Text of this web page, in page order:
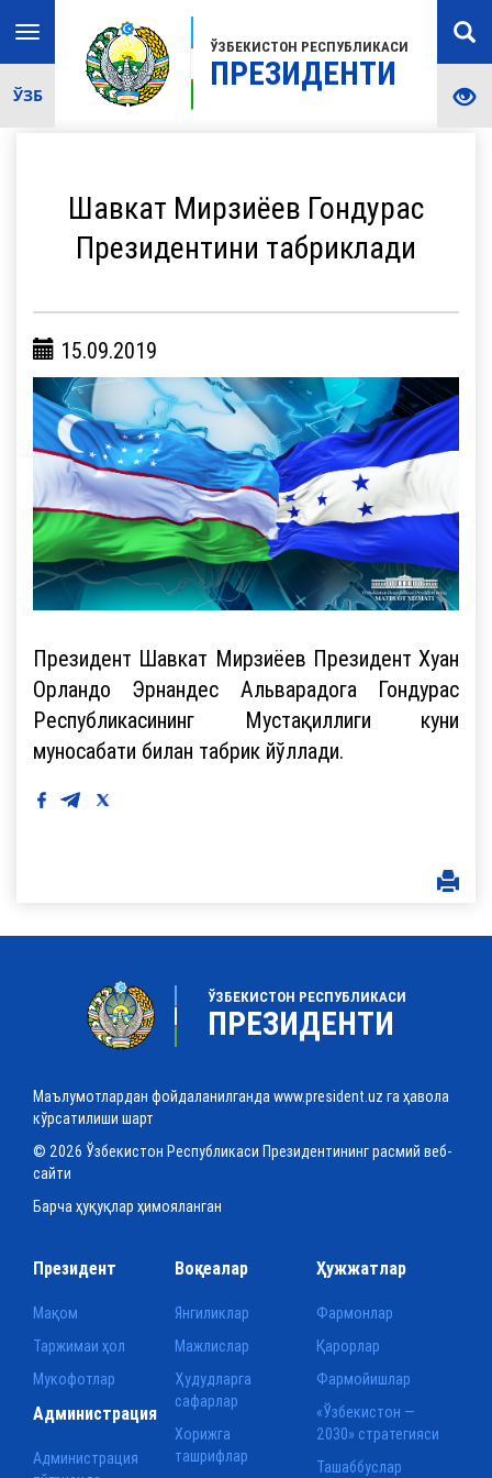
ЎЗБЕКИСТОН РЕСПУБЛИКАСИ
ПРЕЗИДЕНТИ
Toggle
navigation
ЎЗБ
Шавкат Мирзиёев Гондурас
Президентини табриклади
15.09.2019
Президент Шавкат Мирзиёев Президент Хуан
Орландо Эрнандес Альварадога Гондурас
Республикасининг Мустақиллиги куни
муносабати билан табрик йўллади.
ЎЗБЕКИСТОН РЕСПУБЛИКАСИ
ПРЕЗИДЕНТИ
Маълумотлардан фойдаланилганда www.president.uz га ҳавола
кўрсатилиши шарт
© 2026 Ўзбекистон Республикаси Президентининг расмий веб-
сайти
Барча ҳуқуқлар ҳимояланган
Президент
Мақом
Таржимаи ҳол
Мукофотлар
Воқеалар
Янгиликлар
Мажлислар
Ҳудудларга
сафарлар
Хорижга
ташрифлар
Ҳужжатлар
Фармонлар
Қарорлар
Фармойишлар
«Ўзбекистон —
2030» стратегияси
Ташаббуслар
Администрация
Администрация